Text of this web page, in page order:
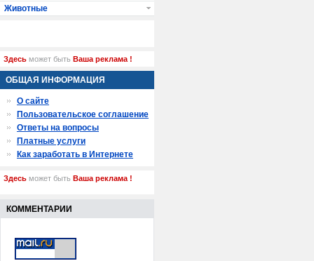
Животные
Здесь может быть Ваша реклама !
ОБЩАЯ ИНФОРМАЦИЯ
О сайте
Пользовательское соглашение
Ответы на вопросы
Платные услуги
Как заработать в Интернете
Здесь может быть Ваша реклама !
КОММЕНТАРИИ